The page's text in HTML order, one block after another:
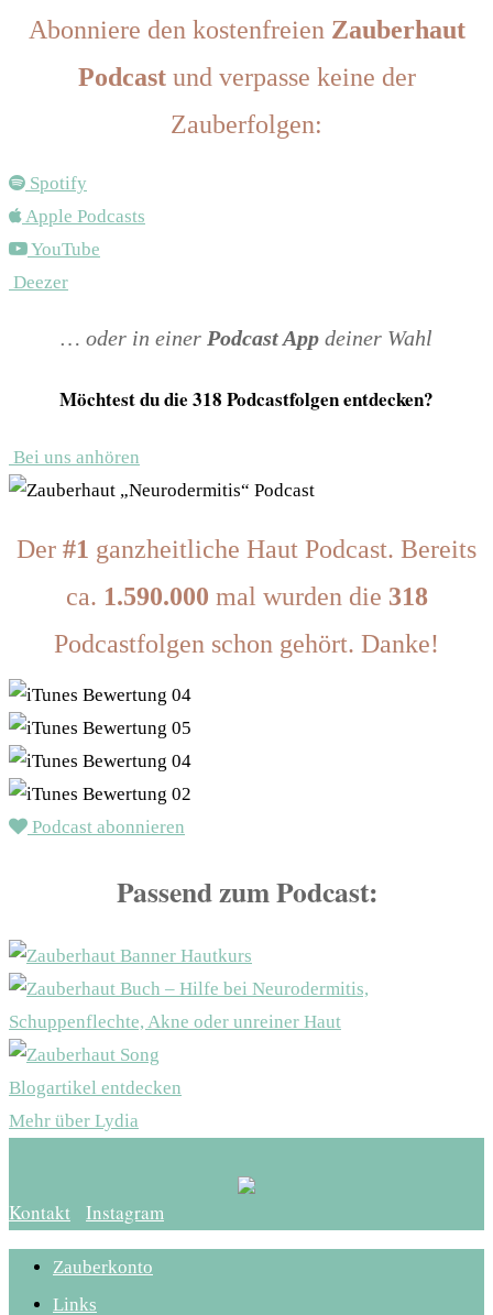
Abonniere den kostenfreien Zauberhaut
Podcastund verpasse keine der
Zauberfolgen:
Spotify
Apple Podcasts
YouTube
Deezer
… oder in einer Podcast App deiner Wahl
Möchtest du die 318 Podcastfolgen entdecken?
Bei uns anhören
Der #1 ganzheitliche Haut Podcast. Bereits
ca. 1.590.000 mal wurden die 318
Podcastfolgen schon gehört. Danke!
Podcast abonnieren
Passend zum Podcast:
Blogartikel entdecken
Mehr über Lydia
Kontakt Instagram
Zauberkonto
Links